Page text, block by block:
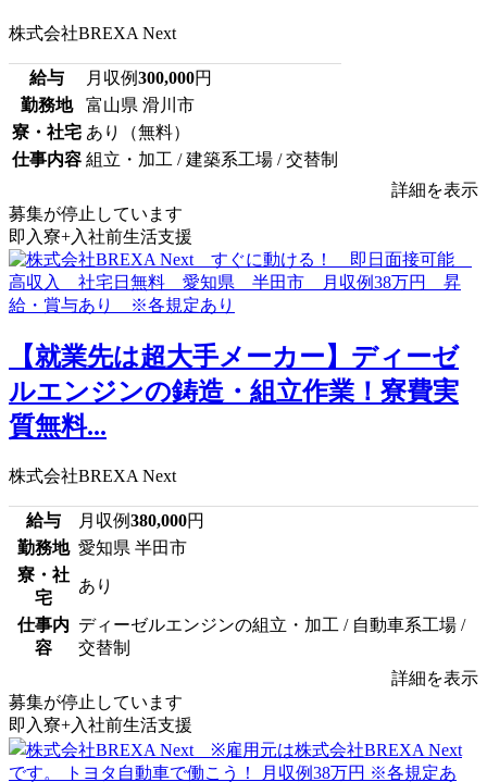
株式会社BREXA Next
給与 月収例300,000円
勤務地
富山県 滑川市
寮・社宅 あり（無料）
仕事内容 組立・加工 / 建築系工場 / 交替制
詳細を表示
募集が停止しています
即入寮+入社前生活支援
【就業先は超大手メーカー】ディーゼ
ルエンジンの鋳造・組立作業！寮費実
質無料...
株式会社BREXA Next
給与 月収例380,000円
勤務地 愛知県 半田市
寮・社
宅
あり
仕事内
容
ディーゼルエンジンの組立・加工 / 自動車系工場 /
交替制
詳細を表示
募集が停止しています
即入寮+入社前生活支援